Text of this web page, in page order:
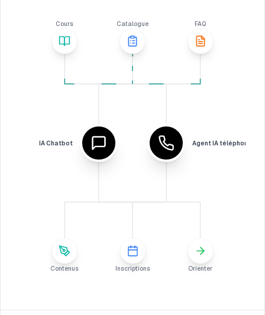
Cours Catalogue FAQ
IA Chatbot Agent IA téléphonique
Contenus Inscriptions Orienter